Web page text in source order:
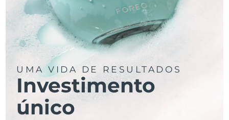
UMA VIDA DE RESULTADOS
Investimento
único